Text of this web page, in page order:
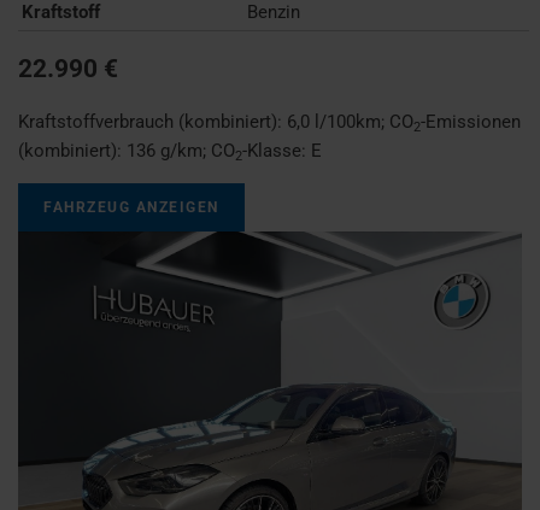
Kraftstoff
Benzin
22.990 €
Kraftstoffverbrauch (kombiniert): 6,0 l/100km; CO2-Emissionen
(kombiniert): 136 g/km; CO2-Klasse: E
FAHRZEUG ANZEIGEN